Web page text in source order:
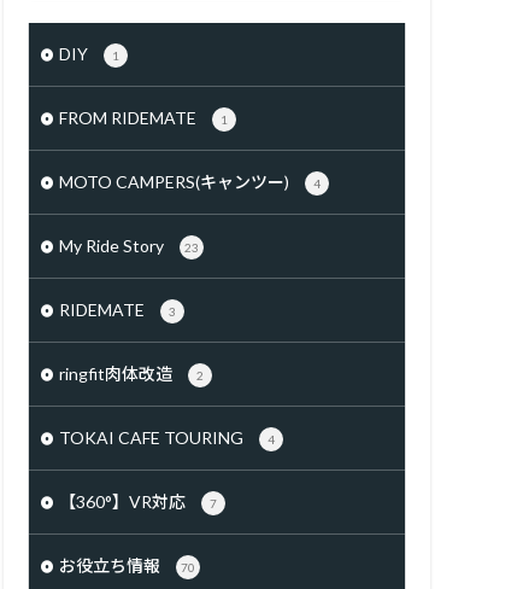
DIY 1
FROM RIDEMATE 1
MOTO CAMPERS(キャンツー) 4
My Ride Story 23
RIDEMATE 3
ringfit肉体改造 2
TOKAI CAFE TOURING 4
【360°】VR対応 7
お役立ち情報 70